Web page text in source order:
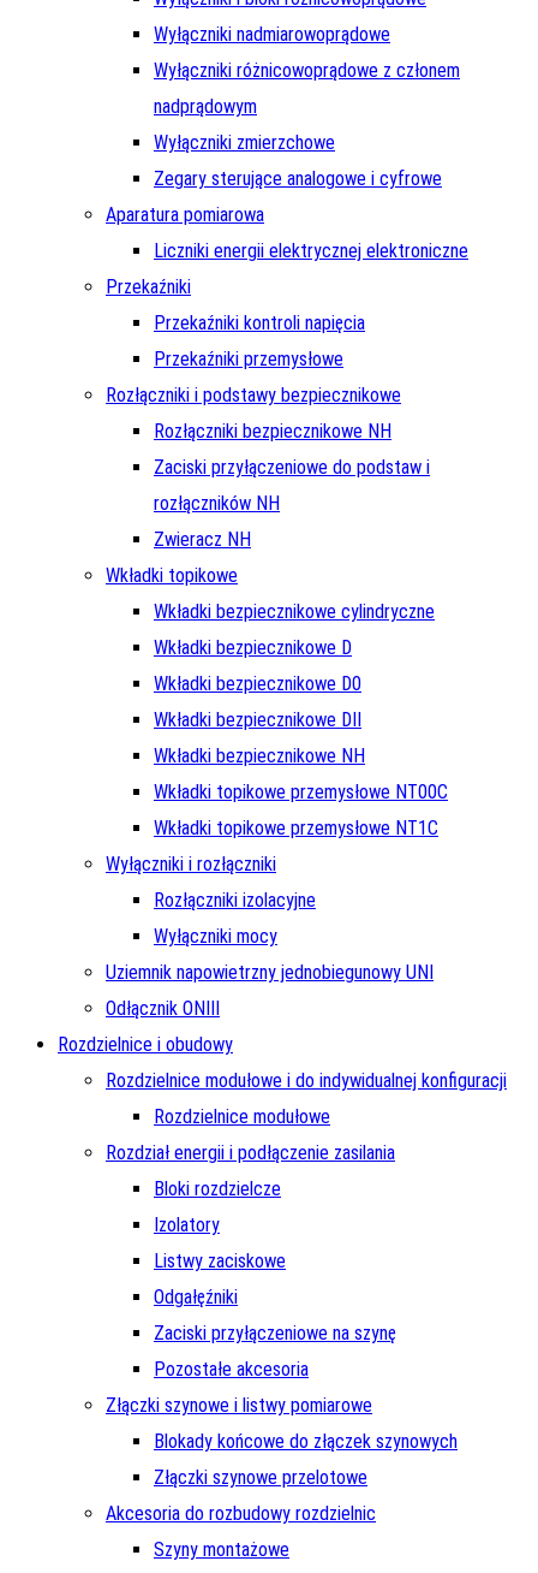
Wyłączniki nadmiarowoprądowe
Wyłączniki różnicowoprądowe z członem
nadprądowym
Wyłączniki zmierzchowe
Zegary sterujące analogowe i cyfrowe
Aparatura pomiarowa
Liczniki energii elektrycznej elektroniczne
Przekaźniki
Przekaźniki kontroli napięcia
Przekaźniki przemysłowe
Rozłączniki i podstawy bezpiecznikowe
Rozłączniki bezpiecznikowe NH
Zaciski przyłączeniowe do podstaw i
rozłączników NH
Zwieracz NH
Wkładki topikowe
Wkładki bezpiecznikowe cylindryczne
Wkładki bezpiecznikowe D
Wkładki bezpiecznikowe D0
Wkładki bezpiecznikowe DII
Wkładki bezpiecznikowe NH
Wkładki topikowe przemysłowe NT00C
Wkładki topikowe przemysłowe NT1C
Wyłączniki i rozłączniki
Rozłączniki izolacyjne
Wyłączniki mocy
Uziemnik napowietrzny jednobiegunowy UNI
Odłącznik ONIII
Rozdzielnice i obudowy
Rozdzielnice modułowe i do indywidualnej konfiguracji
Rozdzielnice modułowe
Rozdział energii i podłączenie zasilania
Bloki rozdzielcze
Izolatory
Listwy zaciskowe
Odgałęźniki
Zaciski przyłączeniowe na szynę
Pozostałe akcesoria
Złączki szynowe i listwy pomiarowe
Blokady końcowe do złączek szynowych
Złączki szynowe przelotowe
Akcesoria do rozbudowy rozdzielnic
Szyny montażowe